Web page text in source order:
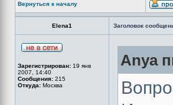
Вернуться к началу
Elena1 Заголовок
Зарегистрирован: 19 янв
2007, 14:40
Сообщения: 215
Откуда: Москва
Anya